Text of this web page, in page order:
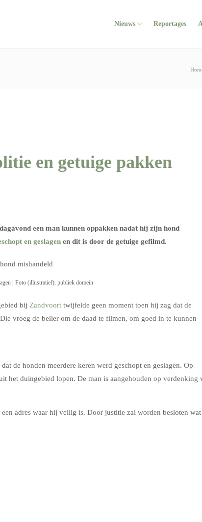
Nieuws Reportages
en getuige pakken
een man kunnen oppakken nadat hij zijn hond
en geslagen en dit is door de getuige gefilmd.
Foto (illustratief): publiek domein
bij Zandvoort twijfelde geen moment toen hij zag dat de
vroeg de beller om de daad te filmen, om goed in te kunnen
de honden meerdere keren werd geschopt en geslagen. Op
het duingebied lopen. De man is aangehouden op verdenking
adres waar hij veilig is. Door justitie zal worden besloten